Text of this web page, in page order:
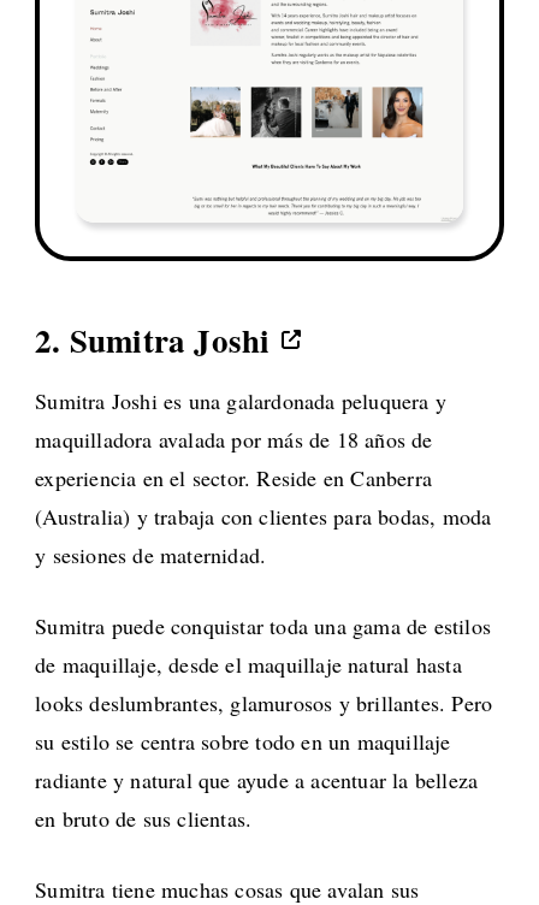
2. Sumitra Joshi
Sumitra Joshi es una galardonada peluquera y
maquilladora avalada por más de 18 años de
experiencia en el sector. Reside en Canberra
(Australia) y trabaja con clientes para bodas, moda
y sesiones de maternidad.
Sumitra puede conquistar toda una gama de estilos
de maquillaje, desde el maquillaje natural hasta
looks deslumbrantes, glamurosos y brillantes. Pero
su estilo se centra sobre todo en un maquillaje
radiante y natural que ayude a acentuar la belleza
en bruto de sus clientas.
Sumitra tiene muchas cosas que avalan sus